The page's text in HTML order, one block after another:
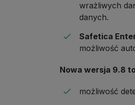
wrażliwych
danych.
Safetica
możliwość
Nowa wersja 9.8
możliwość